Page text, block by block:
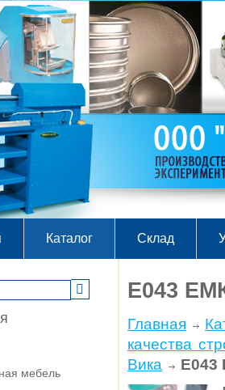
Каталог Склад
мебель
E043
Главная
качества
Вика